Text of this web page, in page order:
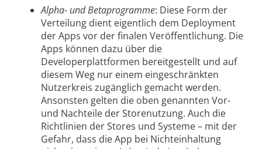
Alpha- und Betaprogramme: Diese Form der
Verteilung dient eigentlich dem Deployment
der Apps vor der finalen Veröffentlichung. Die
Apps können dazu über die
Developerplattformen bereitgestellt und auf
diesem Weg nur einem eingeschränkten
Nutzerkreis zugänglich gemacht werden.
Ansonsten gelten die oben genannten Vor-
und Nachteile der Storenutzung. Auch die
Richtlinien der Stores und Systeme – mit der
Gefahr, dass die App bei Nichteinhaltung